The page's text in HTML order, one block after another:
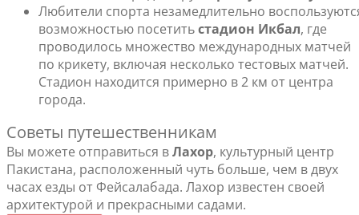
Любители спорта незамедлительно
возможностью посетитьстадион Икбал, где
проводилось множество международных матчей
по крикету, включая несколько тестовых матчей.
Стадион находится примерно в 2 км от центра
города.
Советы путешественникам
Вы можете отправиться вЛахор, культурный центр
Пакистана, расположенный чуть больше, чем в двух
часах езды от Фейсалабада. Лахор известен своей
архитектурой и прекрасными садами.